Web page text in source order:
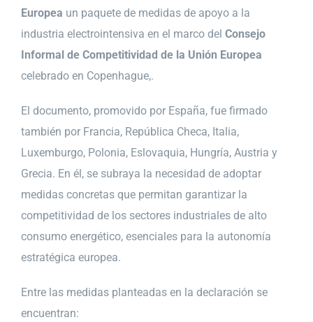
Europea un paquete de medidas de apoyo a la
industria electrointensiva en el marco del Consejo
Informal de Competitividad de la Unión Europea
celebrado en Copenhague,.
El documento, promovido por España, fue firmado
también por Francia, República Checa, Italia,
Luxemburgo, Polonia, Eslovaquia, Hungría, Austria y
Grecia. En él, se subraya la necesidad de adoptar
medidas concretas que permitan garantizar la
competitividad de los sectores industriales de alto
consumo energético, esenciales para la autonomía
estratégica europea.
Entre las medidas planteadas en la declaración se
encuentran: